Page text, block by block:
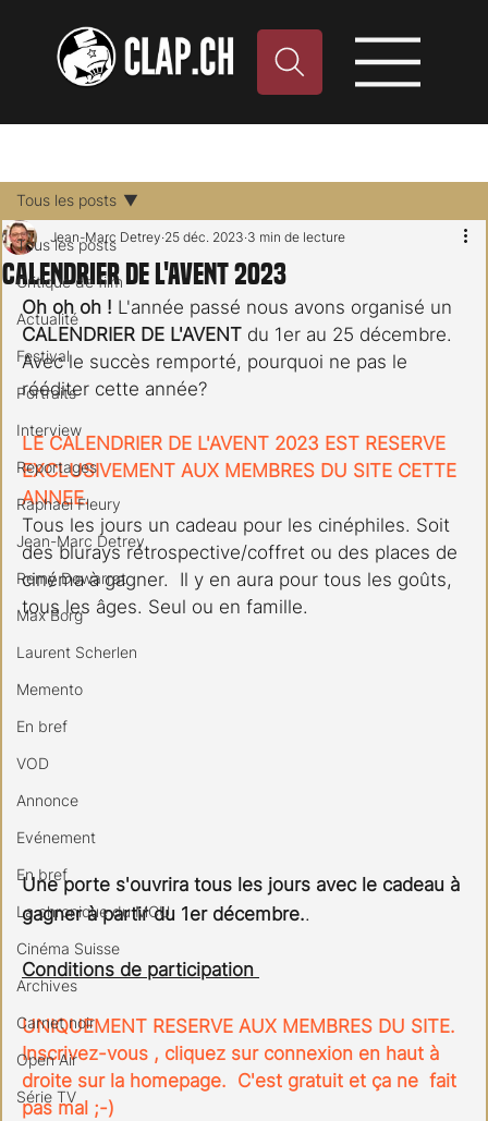
Tous les posts
Critique de film
Actualité
Festival
Portraits
Interview
Reportages
Raphael Fleury
Jean-Marc Detrey
Remy Dewarrat
Max Borg
Laurent Scherlen
Memento
En bref
VOD
Annonce
Evénement
En bref
La chronique du MCU
Cinéma Suisse
Archives
Carnet noir
Open Air
Série TV
Tous les posts
Calendrier de l'Avent 2023
Jean-Marc Detrey 25 déc. 2023 3 min de lecture
Oh oh oh ! L'année passé nous avons organisé un
CALENDRIER DE L'AVENT du 1er au 25 décembre.
Avec le succès remporté, pourquoi ne pas le
rééditer cette année?
LE CALENDRIER DE L'AVENT 2023 EST RESERVE
EXCLUSIVEMENT AUX MEMBRES DU SITE CETTE
ANNEE.
Tous les jours un cadeau pour les cinéphiles. Soit
des blurays rétrospective/coffret ou des places de
cinéma à gagner.  Il y en aura pour tous les goûts,
tous les âges. Seul ou en famille.
Une porte s'ouvrira tous les jours avec le cadeau à
gagner à partir du 1er décembre..
Conditions de participation
UNIQUEMENT RESERVE AUX MEMBRES DU SITE.
Inscrivez-vous , cliquez sur connexion en haut à
droite sur la homepage.  C'est gratuit et ça ne  fait
pas mal ;-)